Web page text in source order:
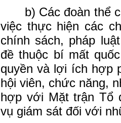
b) Các đoàn thể
việc thực hiện các
chính sách, pháp
đề thuộc bí mất
quyền và lợi ích hợp
hội viên, chức năng,
hợp với Mặt trận Tổ
vụ giám sát đối với